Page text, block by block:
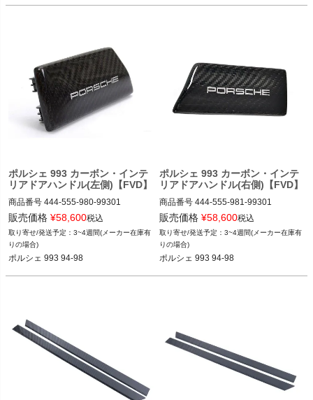
ポルシェ 993 カーボン・インテ
リアドアハンドル(左側)【FVD】
商品番号 444-555-980-99301
444-555-980-99301
ポルシェ 993 94-98
販売価格 ¥58,600税込
3~4週間(メーカー在庫有
りの場合)
ポルシェ 993 94-98
ポルシェ 993 カーボン・インテ
リアドアハンドル(右側)【FVD】
商品番号 444-555-981-99301
444-555-981-99301
ポルシェ 993 94-98
販売価格 ¥58,600税込
3~4週間(メーカー在庫有
りの場合)
ポルシェ 993 94-98